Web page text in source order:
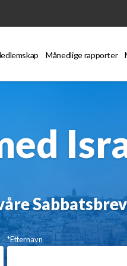
Månedlige rapporter
*Etternavn